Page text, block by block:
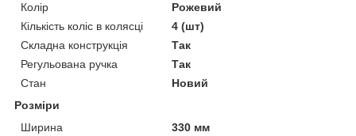
Колір
Рожевий
Кількість коліс в колясці
4 (шт)
Складна конструкція
Так
Регульована ручка
Так
Стан
Новий
Розміри
Ширина
330 мм